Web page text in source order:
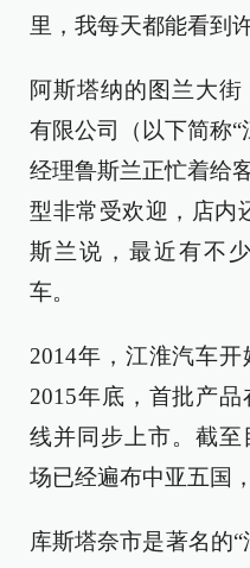
里，我每天都能看到
阿斯塔纳的图兰大
有限公司（以下简称“
经理鲁斯兰正忙着给
型非常受欢迎，店内
斯兰说，最近有不
车。
2014年，江淮汽车开
2015年底，首批产
线并同步上市。截
场已经遍布中亚五国
库斯塔奈市是著名的